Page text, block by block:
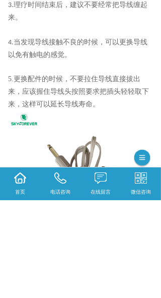
3.理疗时间结束后，建议不要经常把导线缠起
来。
4.当发现导线接触不良的时候，可以更换导线
以免有触电的感觉。
5. 更换配件的时候，不要拉住导线直接拔出
来，应该握住导线头按照要求把插头轻轻取下
来 ， 这样可以延长导线寿命。
首页 电话咨询 在线留言 微信咨询